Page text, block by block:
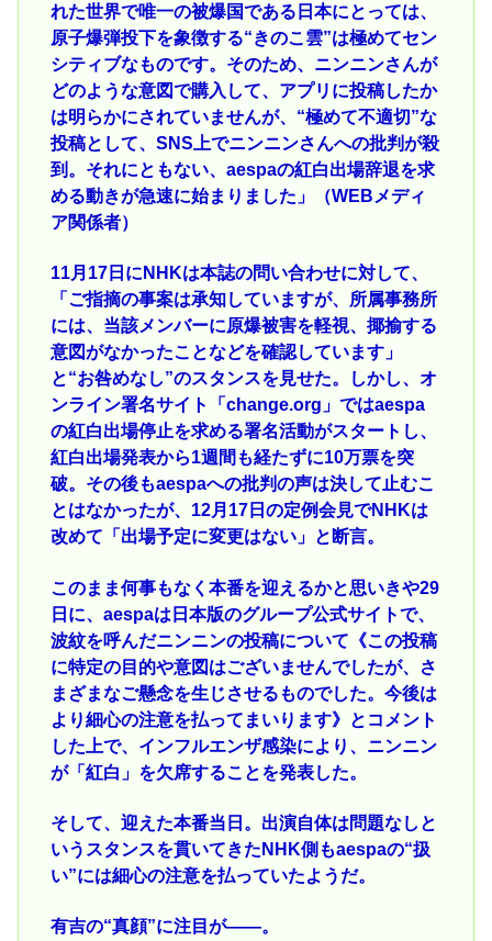
れた世界で唯一の被爆国である日本にとっては、
原子爆弾投下を象徴する“きのこ雲”は極めてセン
シティブなものです。そのため、ニンニンさんが
どのような意図で購入して、アプリに投稿したか
は明らかにされていませんが、“極めて不適切”な
投稿として、SNS上でニンニンさんへの批判が殺
到。それにともない、aespaの紅白出場辞退を求
める動きが急速に始まりました」（WEBメディ
ア関係者）
11月17日にNHKは本誌の問い合わせに対して、
「ご指摘の事案は承知していますが、所属事務所
には、当該メンバーに原爆被害を軽視、揶揄する
意図がなかったことなどを確認しています」
と“お咎めなし”のスタンスを見せた。しかし、オ
ンライン署名サイト「change.org」ではaespa
の紅白出場停止を求める署名活動がスタートし、
紅白出場発表から1週間も経たずに10万票を突
破。その後もaespaへの批判の声は決して止むこ
とはなかったが、12月17日の定例会見でNHKは
改めて「出場予定に変更はない」と断言。
このまま何事もなく本番を迎えるかと思いきや29
日に、aespaは日本版のグループ公式サイトで、
波紋を呼んだニンニンの投稿について《この投稿
に特定の目的や意図はございませんでしたが、さ
まざまなご懸念を生じさせるものでした。今後は
より細心の注意を払ってまいります》とコメント
した上で、インフルエンザ感染により、ニンニン
が「紅白」を欠席することを発表した。
そして、迎えた本番当日。出演自体は問題なしと
いうスタンスを貫いてきたNHK側もaespaの“扱
い”には細心の注意を払っていたようだ。
有吉の“真顔”に注目が――。